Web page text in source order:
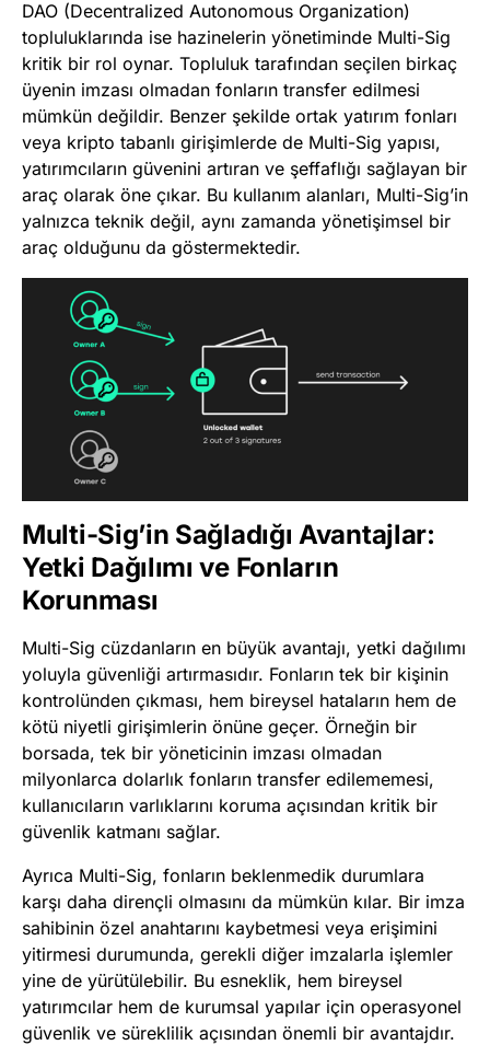
DAO (Decentralized Autonomous Organization)
topluluklarında ise hazinelerin yönetiminde Multi-Sig
kritik bir rol oynar. Topluluk tarafından seçilen birkaç
üyenin imzası olmadan fonların transfer edilmesi
mümkün değildir. Benzer şekilde ortak yatırım fonları
veya kripto tabanlı girişimlerde de Multi-Sig yapısı,
yatırımcıların güvenini artıran ve şeffaflığı sağlayan bir
araç olarak öne çıkar. Bu kullanım alanları, Multi-Sig’in
yalnızca teknik değil, aynı zamanda yönetişimsel bir
araç olduğunu da göstermektedir.
Multi-Sig’in Sağladığı Avantajlar:
Yetki Dağılımı ve Fonların
Korunması
Multi-Sig cüzdanların en büyük avantajı, yetki dağılımı
yoluyla güvenliği artırmasıdır. Fonların tek bir kişinin
kontrolünden çıkması, hem bireysel hataların hem de
kötü niyetli girişimlerin önüne geçer. Örneğin bir
borsada, tek bir yöneticinin imzası olmadan
milyonlarca dolarlık fonların transfer edilememesi,
kullanıcıların varlıklarını koruma açısından kritik bir
güvenlik katmanı sağlar.
Ayrıca Multi-Sig, fonların beklenmedik durumlara
karşı daha dirençli olmasını da mümkün kılar. Bir imza
sahibinin özel anahtarını kaybetmesi veya erişimini
yitirmesi durumunda, gerekli diğer imzalarla işlemler
yine de yürütülebilir. Bu esneklik, hem bireysel
yatırımcılar hem de kurumsal yapılar için operasyonel
güvenlik ve süreklilik açısından önemli bir avantajdır.